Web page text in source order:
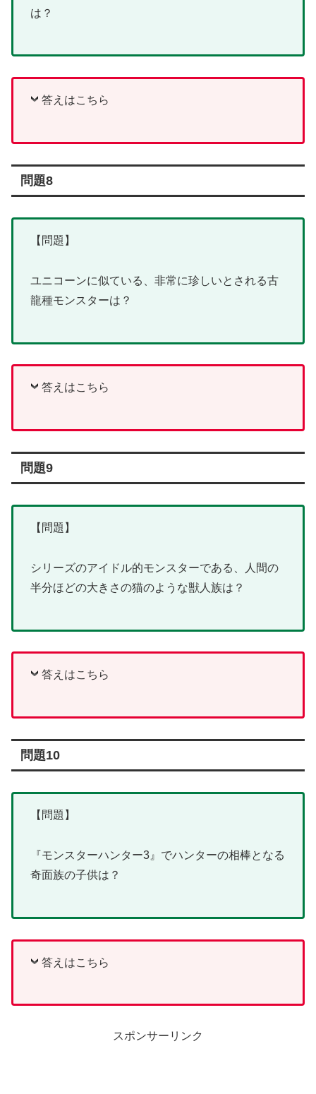
は？
答えはこちら
問題8
【問題】
ユニコーンに似ている、非常に珍しいとされる古
龍種モンスターは？
答えはこちら
問題9
【問題】
シリーズのアイドル的モンスターである、人間の
半分ほどの大きさの猫のような獣人族は？
答えはこちら
問題10
【問題】
『モンスターハンター3』でハンターの相棒となる
奇面族の子供は？
答えはこちら
スポンサーリンク